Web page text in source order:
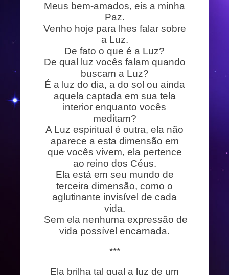
Meus bem-amados, eis a minha
Paz.
Venho hoje para lhes falar sobre
a Luz.
De fato o que é a Luz?
De qual luz vocês falam quando
buscam a Luz?
É a luz do dia, a do sol ou ainda
aquela captada em sua tela
interior enquanto vocês
meditam?
A Luz espiritual é outra, ela não
aparece a esta dimensão em
que vocês vivem, ela pertence
ao reino dos Céus.
Ela está em seu mundo de
terceira dimensão, como o
aglutinante invisível de cada
vida.
Sem ela nenhuma expressão de
vida possível encarnada.
***
Ela brilha tal qual a luz de um